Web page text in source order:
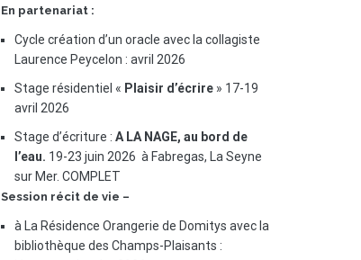
En partenariat :
Cycle création d’un oracle avec la collagiste
Laurence Peycelon : avril 2026
Stage résidentiel « Plaisir d’écrire » 17-19
avril 2026
Stage d’écriture : A LA NAGE, au bord de
l’eau. 19-23 juin 2026 à Fabregas, La Seyne
sur Mer. COMPLET
Session récit de vie –
à La Résidence Orangerie de Domitys avec la
bibliothèque des Champs-Plaisants :